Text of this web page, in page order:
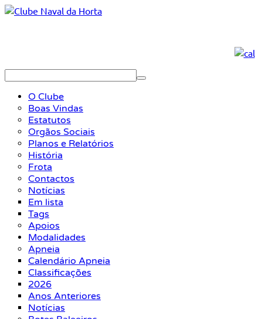
O Clube
Boas Vindas
Estatutos
Orgãos Sociais
Planos e Relatórios
História
Frota
Contactos
Notícias
Em lista
Tags
Apoios
Modalidades
Apneia
Calendário Apneia
Classificações
2026
Anos Anteriores
Notícias